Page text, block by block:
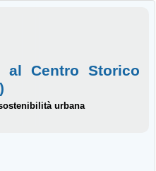
al Centro Storico
urbana